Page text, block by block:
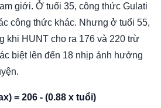
giới. Ở tuổi 35, công thức Gulati
công thức khác. Nhưng ở tuổi 55,
khi HUNT cho ra 176 và 220 trừ
biệt lên đến 18 nhịp ảnh hưởng
= 206 - (0.88 x tuổi)